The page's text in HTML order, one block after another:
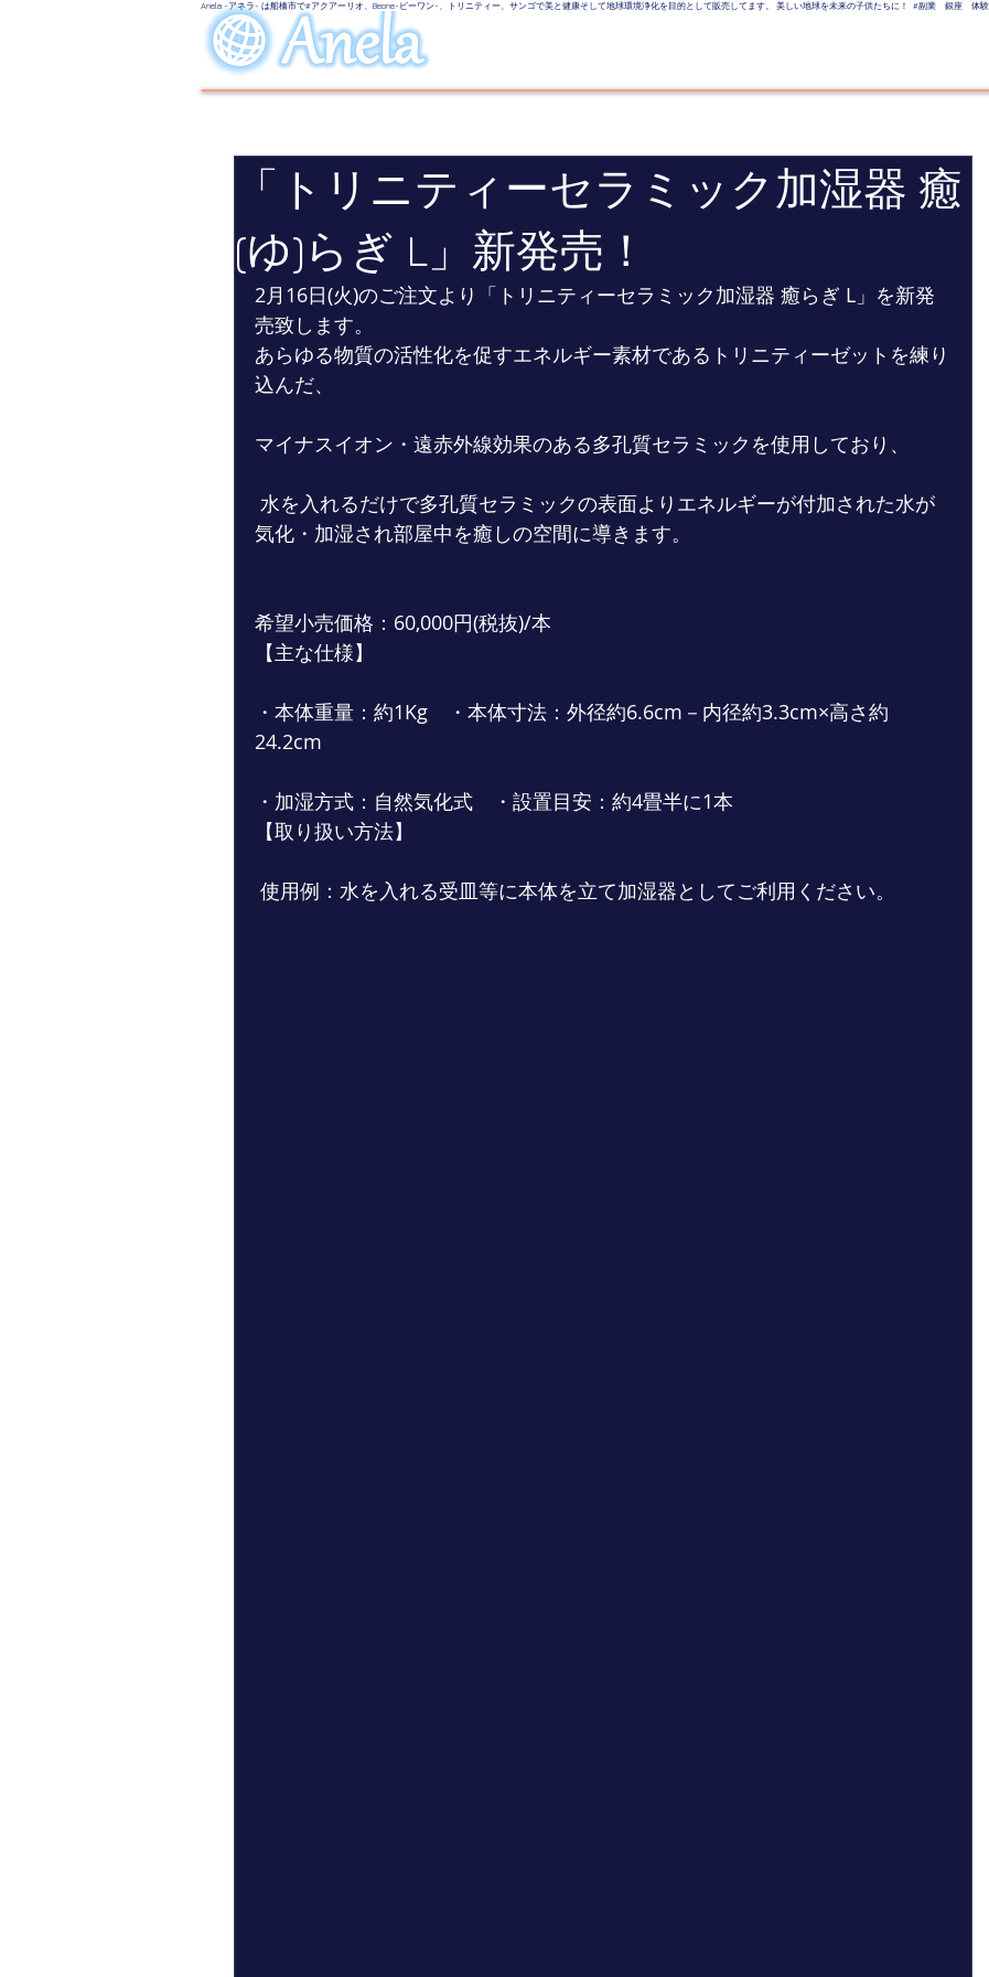
Anela -アネラ- は船橋市で#アクアーリオ、Beone-ビーワン-、トリニティー、サンゴで美と健康そして地球環境浄化を目的として販売してます。 美しい地球を未来の子供たちに！ #副業 銀座
「トリニティーセラミック加湿器 癒
(ゆ)らぎ L」新発売！
2月16日(火)のご注文より「トリニティーセラミック加湿器 癒らぎ L」を新発
売致します。
あらゆる物質の活性化を促すエネルギー素材であるトリニティーゼットを練り
込んだ、
マイナスイオン・遠赤外線効果のある多孔質セラミックを使用しており、
気化・加湿され部屋中を癒しの空間に導きます。
希望小売価格：60,000円(税抜)/本
【主な仕様】
・本体重量：約1Kg　・本体寸法：外径約6.6cm－内径約3.3cm×高さ約
24.2cm
・加湿方式：自然気化式　・設置目安：約4畳半に1本
【取り扱い方法】
使用例：水を入れる受皿等に本体を立て加湿器としてご利用ください。